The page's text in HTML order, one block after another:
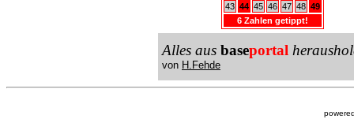
43 44 45 46 47 48 49
6 Zahlen getippt!
Alles aus baseportal
von H.Fehde